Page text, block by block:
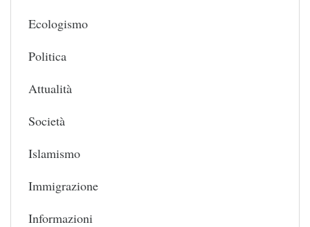
Ecologismo
Politica
Attualità
Società
Islamismo
Immigrazione
Informazioni